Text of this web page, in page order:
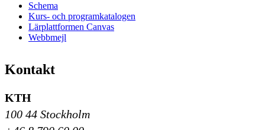
Schema
Kurs- och programkatalogen
Lärplattformen Canvas
Webbmejl
Kontakt
KTH
100 44 Stockholm